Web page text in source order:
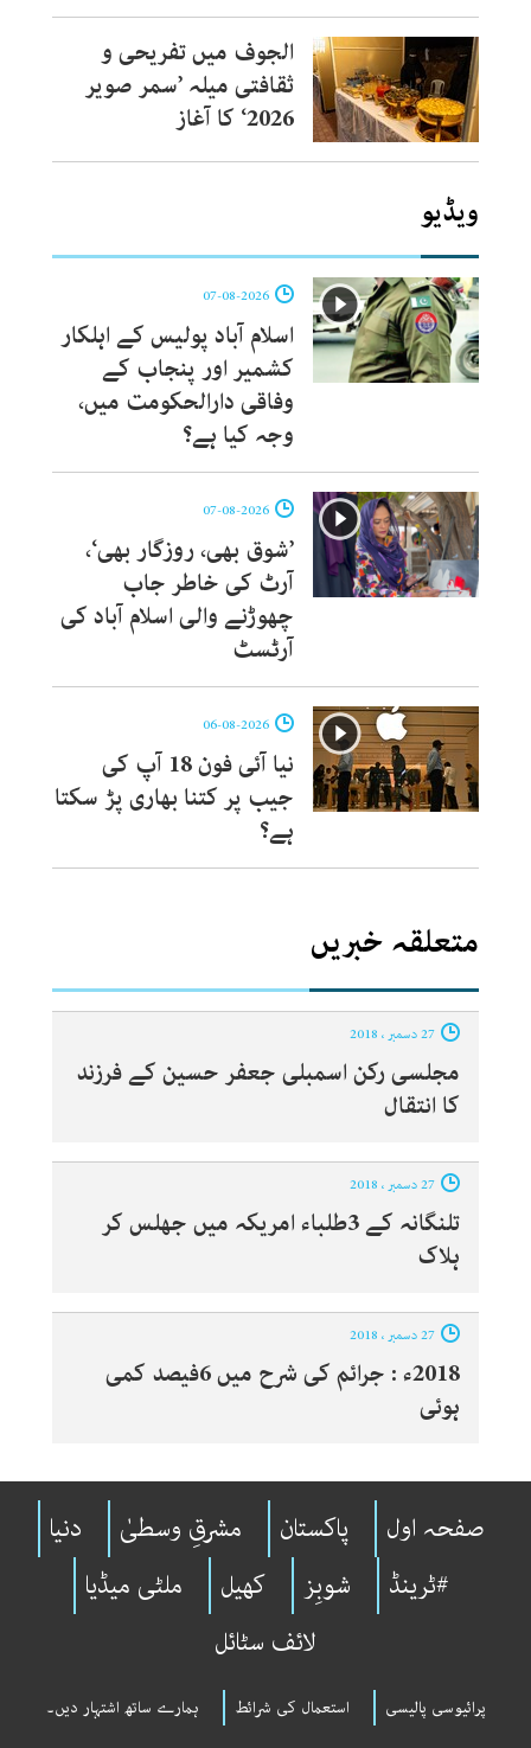
الجوف میں تفریحی و
ثقافتی میلہ ’سمر صویر
2026‘ کا آغاز
ویڈیو
اسلام آباد پولیس کے اہلکار
کشمیر اور پنجاب کے
وفاقی دارالحکومت میں،
وجہ کیا ہے؟
’شوق بھی، روزگار بھی‘،
آرٹ کی خاطر جاب
چھوڑنے والی اسلام آباد کی
آرٹسٹ
نیا آئی فون 18 آپ کی
جیب پر کتنا بھاری پڑ سکتا
ہے؟
متعلقہ خبریں
مجلسی رکن اسمبلی جعفر حسین کے فرزند
کا انتقال
تلنگانہ کے 3طلباء امریکہ میں جھلس کر
ہلاک
2018ء : جرائم کی شرح میں 6فیصد کمی
ہوئی
صفحہ اول پاکستان مشرقِ وسطیٰ
دنیا
#ٹرینڈ
شوبِز کھیل
ملٹی میڈیا
لائف سٹائل
پرائیوسی پالیسی استعمال کی شرائط ہمارے ساتھ اشتہار دیں۔